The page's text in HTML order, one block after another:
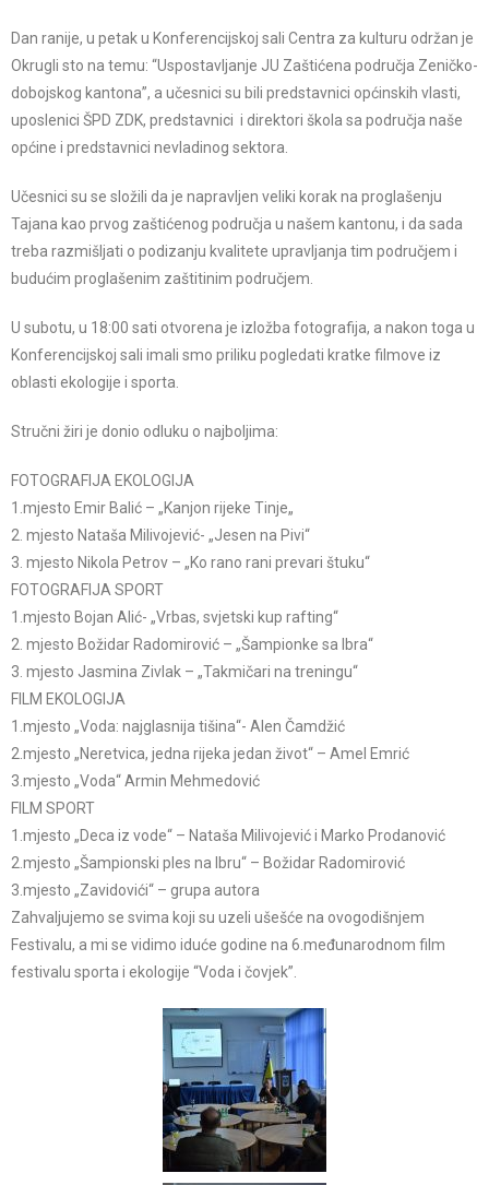
Dan ranije, u petak u Konferencijskoj sali Centra za kulturu održan je
Okrugli sto na temu: “Uspostavljanje JU Zaštićena područja Zeničko-
dobojskog kantona”, a učesnici su bili predstavnici općinskih vlasti,
uposlenici ŠPD ZDK, predstavnici i direktori škola sa područja naše
općine i predstavnici nevladinog sektora.
Učesnici su se složili da je napravljen veliki korak na proglašenju
Tajana kao prvog zaštićenog područja u našem kantonu, i da sada
treba razmišljati o podizanju kvalitete upravljanja tim područjem i
budućim proglašenim zaštitinim područjem.
U subotu, u 18:00 sati otvorena je izložba fotografija, a nakon toga u
Konferencijskoj sali imali smo priliku pogledati kratke filmove iz
oblasti ekologije i sporta.
Stručni žiri je donio odluku o najboljima:
FOTOGRAFIJA EKOLOGIJA
1.mjesto Emir Balić – „Kanjon rijeke Tinje„
2. mjesto Nataša Milivojević- „Jesen na Pivi“
3. mjesto Nikola Petrov – „Ko rano rani prevari štuku“
FOTOGRAFIJA SPORT
1.mjesto Bojan Alić- „Vrbas, svjetski kup rafting“
2. mjesto Božidar Radomirović – „Šampionke sa Ibra“
3. mjesto Jasmina Zivlak – „Takmičari na treningu“
FILM EKOLOGIJA
1.mjesto „Voda: najglasnija tišina“- Alen Čamdžić
2.mjesto „Neretvica, jedna rijeka jedan život“ – Amel Emrić
3.mjesto „Voda“ Armin Mehmedović
FILM SPORT
1.mjesto „Deca iz vode“ – Nataša Milivojević i Marko Prodanović
2.mjesto „Šampionski ples na Ibru“ – Božidar Radomirović
3.mjesto „Zavidovići“ – grupa autora
Zahvaljujemo se svima koji su uzeli ušešće na ovogodišnjem
Festivalu, a mi se vidimo iduće godine na 6.međunarodnom film
festivalu sporta i ekologije “Voda i čovjek”.